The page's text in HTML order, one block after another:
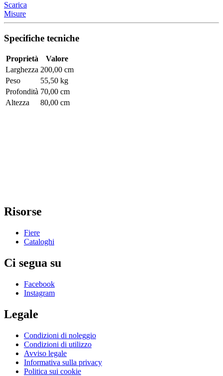
Scarica
Misure
Specifiche tecniche
Proprietà
Valore
Larghezza 200,00 cm
Peso
55,50 kg
Profondità 70,00 cm
Altezza
80,00 cm
Risorse
Fiere
Cataloghi
Ci segua su
Facebook
Instagram
Legale
Condizioni di noleggio
Condizioni di utilizzo
Avviso legale
Informativa sulla privacy
Politica sui cookie